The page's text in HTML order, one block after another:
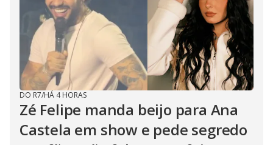
DO R7/HÁ 4 HORAS
Zé Felipe manda beijo para Ana
Castela em show e pede segredo